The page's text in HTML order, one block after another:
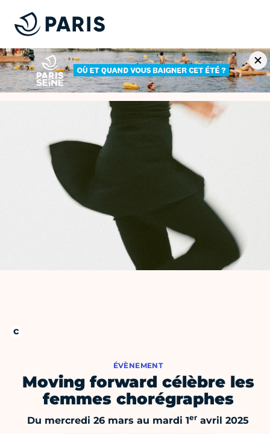
ÉVÈNEMENT
Moving forward célèbre les
femmes chorégraphes
Du mercredi 26 mars au mardi 1er avril 2025